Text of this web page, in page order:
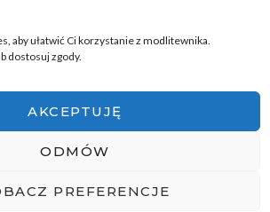
aby ułatwić Ci korzystanie z modlitewnika.
dostosuj zgody.
AKCEPTUJĘ
ODMÓW
PREFERENCJE
Eksploracyjne "Memento Mori".
prawa zastrzeżone.